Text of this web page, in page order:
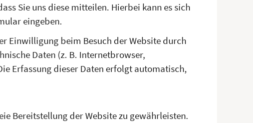
Sie uns diese mitteilen. Hierbei kann es sich
eingeben.
Einwilligung beim Besuch der Website durch
Daten (z. B. Internetbrowser,
Erfassung dieser Daten erfolgt automatisch,
Bereitstellung der Website zu gewährleisten.